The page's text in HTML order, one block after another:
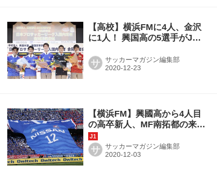
【高校】横浜FMに4人、金沢
に1人！ 興国高の5選手がJ内
サ サッカーマガジン編集部
【横浜FM】興國高から4人目
の高卒新人、MF南拓都の来季
加入が内定
サ サッカーマガジン編集部